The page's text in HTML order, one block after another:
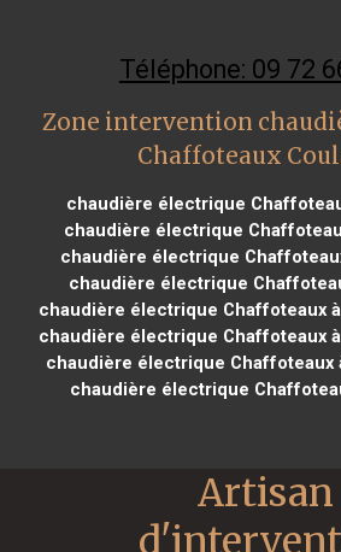
Téléphone: 09 72
Zone intervention
Chaffoteaux
chaudière électrique
chaudière électrique
chaudière électrique
chaudière électrique
chaudière électrique Chaffoteaux
chaudière électrique Chaffoteaux
chaudière électrique Chaffoteaux
chaudière électrique
Artisan